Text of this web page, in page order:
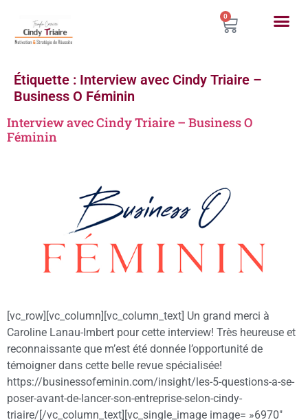
0
Étiquette : Interview avec Cindy Triaire –
Business O Féminin
Interview avec Cindy Triaire – Business O
Féminin
[vc_row][vc_column][vc_column_text] Un grand merci à
Caroline Lanau-Imbert pour cette interview! Très heureuse et
reconnaissante que m’est été donnée l’opportunité de
témoigner dans cette belle revue spécialisée!
https://businessofeminin.com/insight/les-5-questions-a-se-
poser-avant-de-lancer-son-entreprise-selon-cindy-
triaire/[/vc_column_text][vc_single_image image= »6970″